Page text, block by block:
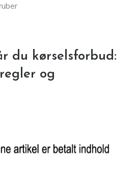
du kørselsforbud:
og